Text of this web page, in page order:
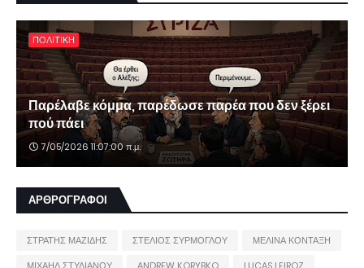
ΠΟΛΙΤΙΚΗ
Παρέλαβε κόμμα, παρέδωσε παρέα που δεν ξέρει
πού πάει
7/05/2026 11:07:00 π.μ.
ΑΡΘΡΟΓΡΑΦΟΙ
ΣΤΡΑΤΗΣ ΜΑΖΙΔΗΣ ΣΤΕΛΙΟΣ ΣΥΡΜΟΓΛΟΥ
ΜΕΛΙΝΑ ΚΟΝΤΑΞΗ